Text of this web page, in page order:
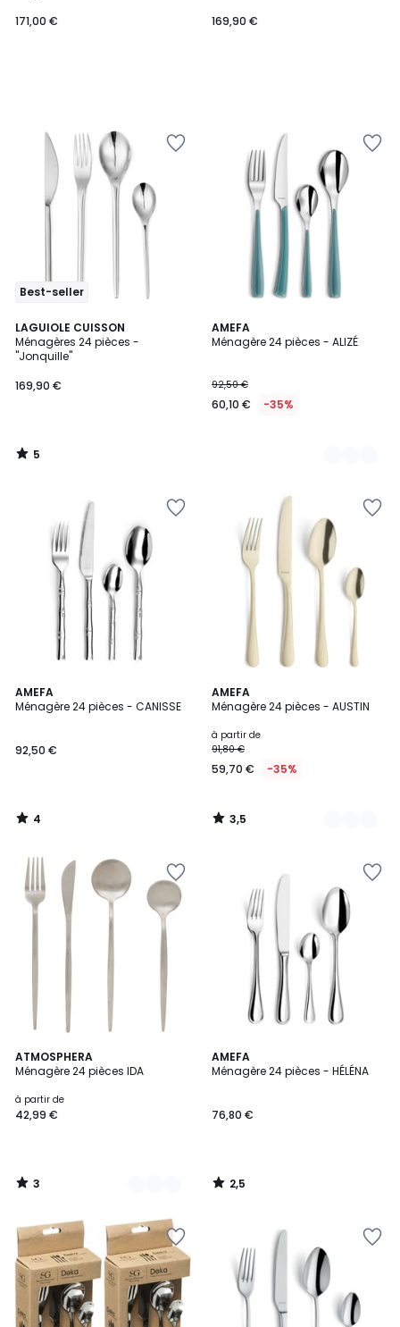
171,00 €
169,90 €
Best-seller
LAGUIOLE CUISSON
Ménagères 24 pièces -
"Jonquille"
169,90 €
5
/
5
5
/
AMEFA
Ménagère 24 pièces - ALIZÉ
92,50 €
60,10 € -35%
5
Couleurs
AMEFA
Ménagère 24 pièces - CANISSE
92,50 €
4
/
4
/
AMEFA
Ménagère 24 pièces - AUSTIN
à partir de
91,80 €
59,70 € -35%
3,5
/ 5
6
Couleurs
3,5
/
ATMOSPHERA
Ménagère 24 pièces IDA
à partir de
42,99 €
3
/
2
Couleurs
3
/
AMEFA
Ménagère 24 pièces - HÉLÉNA
76,80 €
2,5
/ 5
2,5
/